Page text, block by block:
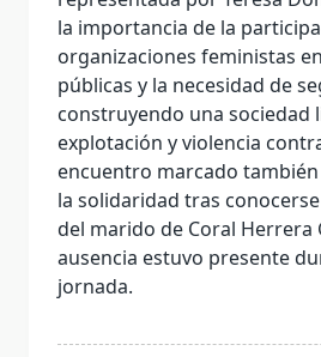
la importancia de la
organizaciones feministas
públicas y la necesidad de
construyendo una sociedad
explotación y violencia
encuentro marcado
la solidaridad tras
del marido de Coral Herrera
ausencia estuvo presente
jornada.